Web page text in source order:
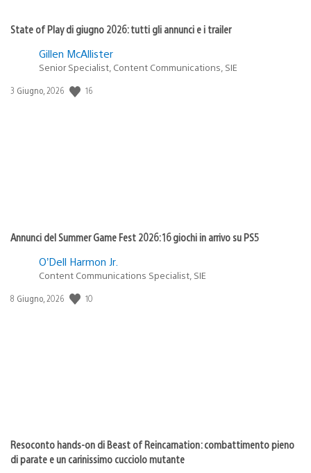
State of Play di giugno 2026: tutti gli annunci e i trailer
Gillen McAllister
Senior Specialist, Content Communications, SIE
Data
3 Giugno, 2026 16
Annunci del Summer Game Fest 2026: 16 giochi in arrivo su PS5
O’Dell Harmon Jr.
Content Communications Specialist, SIE
Data
8 Giugno, 2026 10
Resoconto hands-on di Beast of Reincarnation: combattimento pieno
di parate e un carinissimo cucciolo mutante